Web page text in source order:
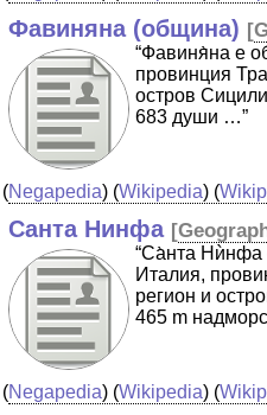
Фавиняна (община) [
“Фавиня̀на е
провинция
остров
683 души …”
(Negapedia) (Wikipedia) (
Санта Нинфа [
“Са̀нта Нѝнфа
Италия,
регион и
465 m
(Negapedia) (Wikipedia) (